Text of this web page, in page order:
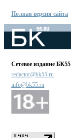
Полная версия сайта
Сетевое издание БК55
redactor@bk55.ru
info@bk55.ru